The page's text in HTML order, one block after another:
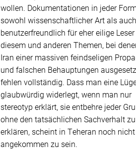
wollen. Dokumentationen in jeder
sowohl wissenschaftlicher Art als auch
benutzerfreundlich für eher eilige
diesem und anderen Themen, bei
Iran einer massiven feindseligen
und falschen Behauptungen
fehlen vollständig. Dass man eine
glaubwürdig widerlegt, wenn man nur
stereotyp erklärt, sie entbehre jeder
ohne den tatsächlichen Sachverhalt zu
erklären, scheint in Teheran noch nicht
angekommen zu sein.